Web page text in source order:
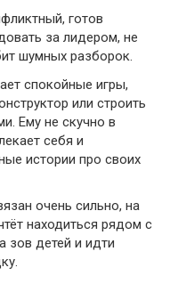
готов
за лидером, не
шумных разборок.
спокойные игры,
или строить
Ему не скучно в
себя и
истории про своих
очень сильно, на
находиться рядом с
зов детей и идти